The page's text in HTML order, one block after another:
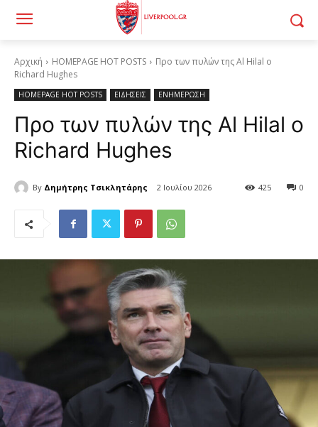
Αρχική HOMEPAGE HOT POSTS
Προ των πυλών της Al Hilal ο
Richard Hughes
HOMEPAGE HOT POSTS ΕΙΔΗΣΕΙΣ ΕΝΗΜΕΡΩΣΗ
Προ των πυλών της Al Hilal ο
Richard Hughes
By Δημήτρης Τσικλητάρης 2 Ιουλίου 2026 0
425